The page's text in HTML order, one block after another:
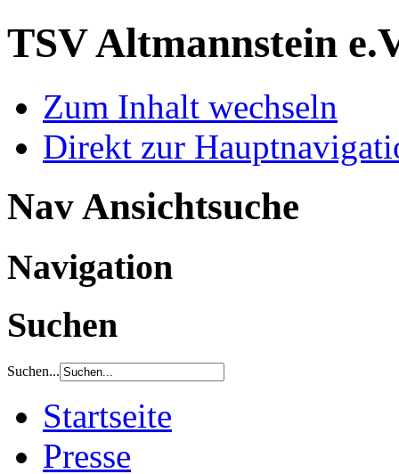
TSV Altmannstein
Zum Inhalt wechseln
Direkt zur
Nav Ansichtsuche
Navigation
Suchen
Suchen...
Startseite
Presse